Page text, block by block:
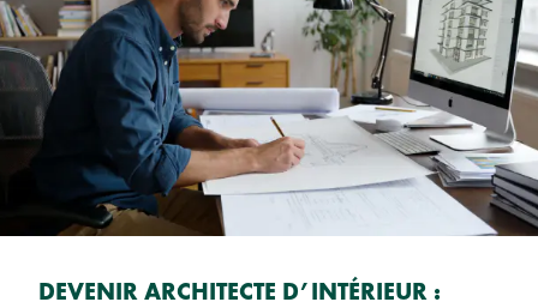
DEVENIR ARCHITECTE D’INTÉRIEUR :